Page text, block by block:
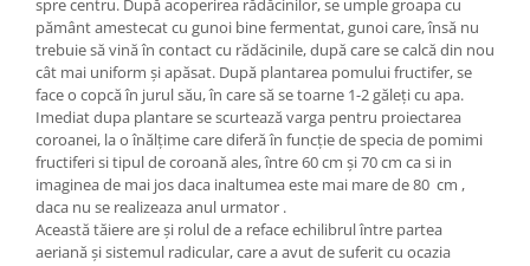
spre centru. După acoperirea rădăcinilor, se umple groapa cu
pământ amestecat cu gunoi bine fermentat, gunoi care, însă nu
trebuie să vină în contact cu rădăcinile, după care se calcă din nou
cât mai uniform și apăsat. După plantarea pomului fructifer, se
face o copcă în jurul său, în care să se toarne 1-2 găleți cu apa.
Imediat dupa plantare se scurtează varga pentru proiectarea
coroanei, la o înălțime care diferă în funcție de specia de pomimi
fructiferi si tipul de coroană ales, între 60 cm și 70 cm ca si in
imaginea de mai jos daca inaltumea este mai mare de 80 cm ,
daca nu se realizeaza anul urmator .
Această tăiere are și rolul de a reface echilibrul între partea
aeriană și sistemul radicular, care a avut de suferit cu ocazia